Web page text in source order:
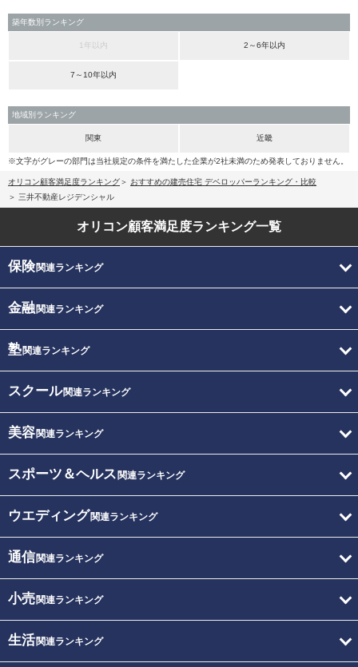
築年数別ランキング
1年以内 2～6年以内
7～10年以内
地域別ランキング
関東 近畿
※文字がグレーの部門は当社規定の条件を満たした企業が2社未満のため発表しておりません。
オリコン顧客満足度ランキング
おすすめの建売住宅 デベロッパーランキング・比較
三井不動産レジデンシャル
オリコン顧客満足度ランキング一覧
保険関連ランキング
金融関連ランキング
塾関連ランキング
スクール関連ランキング
美容関連ランキング
スポーツ＆ヘルス 関連ランキング
ウエディング関連ランキング
通信関連ランキング
小売関連ランキング
生活関連ランキング